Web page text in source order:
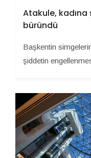
Atakule,
büründü
Başkentin
şiddetin